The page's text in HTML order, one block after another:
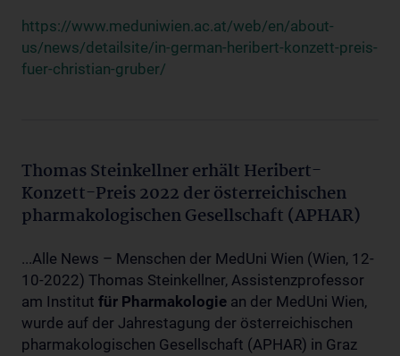
https://www.meduniwien.ac.at/web/en/about-
us/news/detailsite/in-german-heribert-konzett-preis-
fuer-christian-gruber/
Thomas Steinkellner erhält Heribert-
Konzett-Preis 2022 der österreichischen
pharmakologischen Gesellschaft (APHAR)
...Alle News – Menschen der MedUni Wien (Wien, 12-
10-2022) Thomas Steinkellner, Assistenzprofessor
am Institut für Pharmakologie an der MedUni Wien,
wurde auf der Jahrestagung der österreichischen
pharmakologischen Gesellschaft (APHAR) in Graz